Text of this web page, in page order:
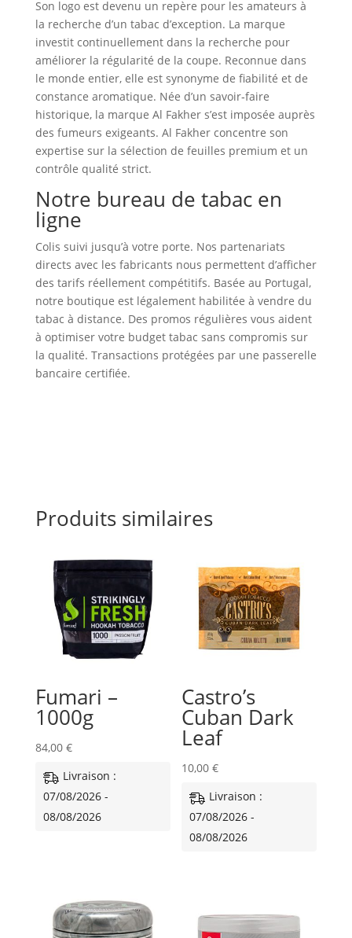
Son logo est devenu un repère pour les amateurs à
la recherche d’un tabac d’exception. La marque
investit continuellement dans la recherche pour
améliorer la régularité de la coupe. Reconnue dans
le monde entier, elle est synonyme de fiabilité et de
constance aromatique. Née d’un savoir‑faire
historique, la marque Al Fakher s’est imposée auprès
des fumeurs exigeants. Al Fakher concentre son
expertise sur la sélection de feuilles premium et un
contrôle qualité strict.
Notre bureau de tabac en
ligne
Colis suivi jusqu’à votre porte. Nos partenariats
directs avec les fabricants nous permettent d’afficher
des tarifs réellement compétitifs. Basée au Portugal,
notre boutique est légalement habilitée à vendre du
tabac à distance. Des promos régulières vous aident
à optimiser votre budget tabac sans compromis sur
la qualité. Transactions protégées par une passerelle
bancaire certifiée.
Produits similaires
Fumari –
1000g
84,00 €
Livraison :
07/08/2026 -
08/08/2026
Castro’s
Cuban Dark
Leaf
10,00€
Livraison :
07/08/2026 -
08/08/2026